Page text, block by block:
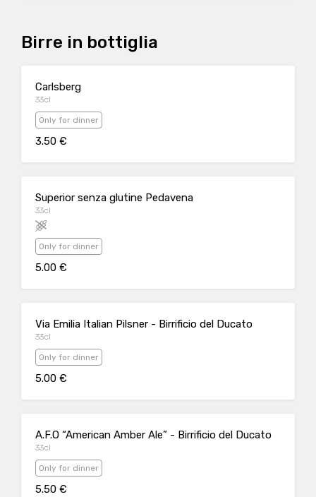
Birre in bottiglia
Carlsberg
33cl
Only for dinner
3.50 €
Superior senza glutine Pedavena
33cl
Only for dinner
5.00 €
Via Emilia Italian Pilsner - Birrificio del Ducato
33cl
Only for dinner
5.00 €
A.F.O “American Amber Ale” - Birrificio del Ducato
33cl
Only for dinner
5.50 €